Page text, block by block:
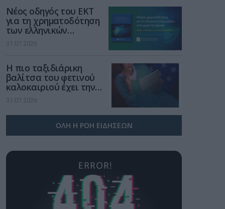
Νέος οδηγός του ΕΚΤ
για τη χρηματοδότηση
των ελληνικών
επιχειρήσεων στον
χώρο της άμυνας
31.07.2026
Η πιο ταξιδιάρικη
βαλίτσα του φετινού
καλοκαιριού έχει την
υπογραφή της Xiaomi
31.07.2026
ΟΛΗ Η ΡΟΗ ΕΙΔΗΣΕΩΝ